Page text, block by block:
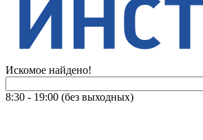
Искомое найдено!
8:30 - 19:00 (без выходных)